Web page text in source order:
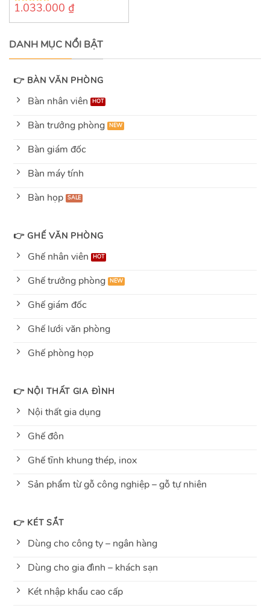
0
of
1.033.000 ₫
DANH MỤC NỔI BẬT
👉 BÀN VĂN PHÒNG
Bàn nhân viên
Bàn trưởng phòng
Bàn giám đốc
Bàn máy tính
Bàn họp
👉 GHẾ VĂN PHÒNG
Ghế nhân viên
Ghế trưởng phòng
Ghế giám đốc
Ghế lưới văn phòng
Ghế phòng họp
👉 NỘI THẤT GIA ĐÌNH
Nội thất gia dụng
Ghế đôn
Ghế tĩnh khung thép, inox
Sản phẩm từ gỗ công nghiệp – gỗ tự nhiên
👉 KÉT SẮT
Dùng cho công ty – ngân hàng
Dùng cho gia đình – khách sạn
Két nhập khẩu cao cấp